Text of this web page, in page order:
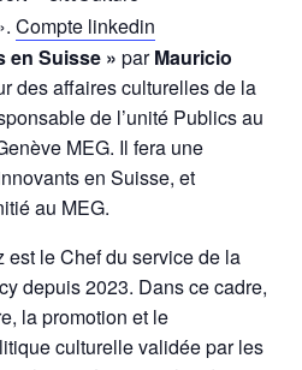
Compte linkedin
en Suisse » parMauricio
des affaires culturelles de la
de l’unité Publics au
MEG. Il fera une
en Suisse, et
au MEG.
est le Chef du service de la
depuis 2023. Dans ce cadre,
la promotion et le
culturelle validée par les